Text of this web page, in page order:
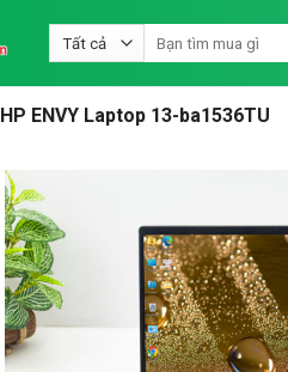
kiếm:
HP ENVY Laptop 13-ba1536TU